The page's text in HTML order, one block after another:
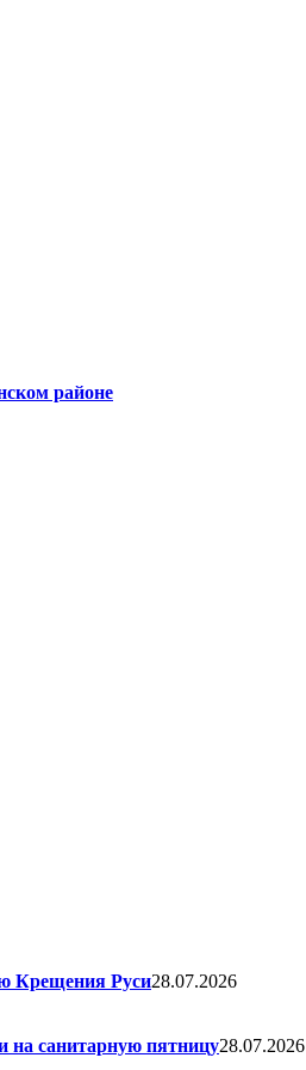
районе
Крещения Руси28.07.2026
на санитарную пятницу28.07.2026